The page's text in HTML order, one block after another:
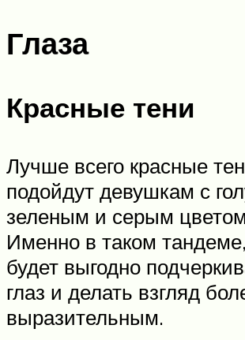
Глаза
Красные тени
Лучше всего красные
подойдут девушкам с
зеленым и серым цветом
Именно в таком
будет выгодно
глаз и делать взгляд
выразительным.